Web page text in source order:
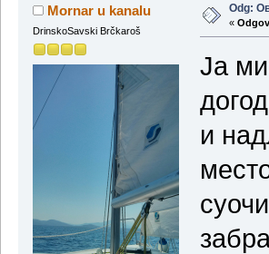
Mornar u kanalu
DrinskoSavski Brčkaroš
Odg:
«
Ја
и